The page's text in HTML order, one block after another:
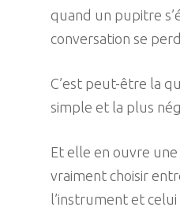
quand un pupitre
conversation se
C’est peut-être la
simple et la plus
Et elle en ouvre
vraiment choisir
l’instrument et